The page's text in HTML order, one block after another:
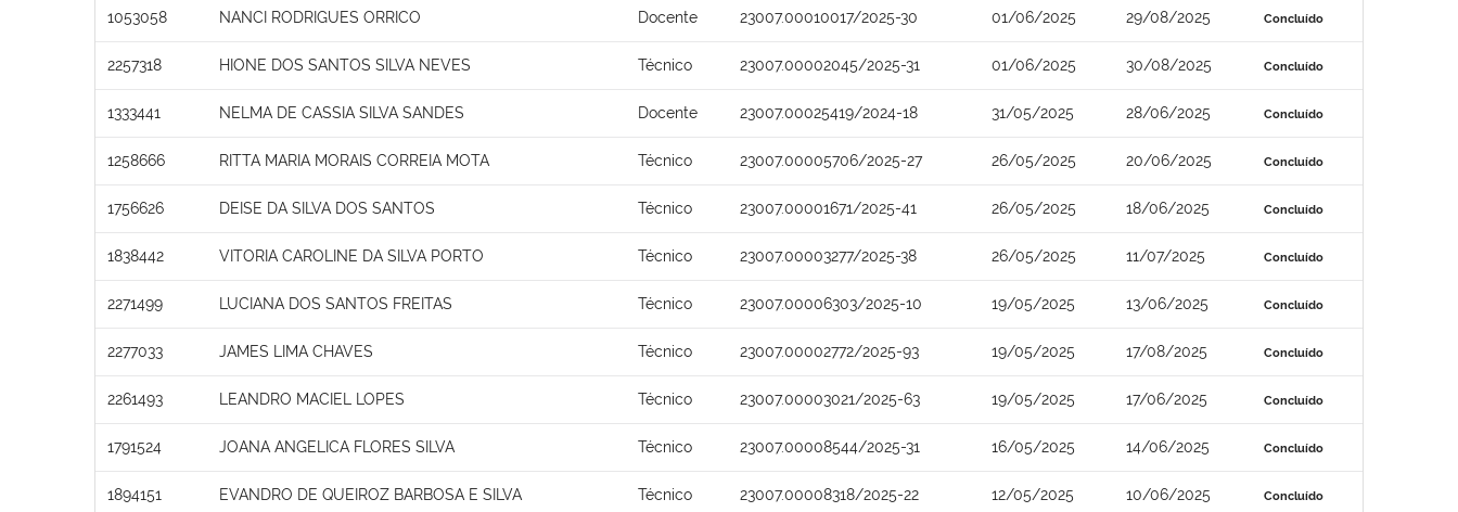
1053058 NANCI RODRIGUES ORRICO Docente 23007.00010017/2025-30 01/06/2025 29/08/2025 Concluído
2257318 HIONE DOS SANTOS SILVA NEVES Técnico 23007.00002045/2025-31 01/06/2025 30/08/2025 Concluído
1333441 NELMA DE CASSIA SILVA SANDES Docente 23007.00025419/2024-18 31/05/2025 28/06/2025 Concluído
1258666 RITTA MARIA MORAIS CORREIA MOTA Técnico 23007.00005706/2025-27 26/05/2025 20/06/2025 Concluído
1756626 DEISE DA SILVA DOS SANTOS Técnico 23007.00001671/2025-41 26/05/2025 18/06/2025 Concluído
1838442 VITORIA CAROLINE DA SILVA PORTO Técnico 23007.00003277/2025-38 26/05/2025 11/07/2025 Concluído
2271499 LUCIANA DOS SANTOS FREITAS Técnico 23007.00006303/2025-10 19/05/2025 13/06/2025 Concluído
2277033 JAMES LIMA CHAVES Técnico 23007.00002772/2025-93 19/05/2025 17/08/2025 Concluído
2261493 LEANDRO MACIEL LOPES Técnico 23007.00003021/2025-63 19/05/2025 17/06/2025 Concluído
1791524 JOANA ANGELICA FLORES SILVA Técnico 23007.00008544/2025-31 16/05/2025 14/06/2025 Concluído
1894151 EVANDRO DE QUEIROZ BARBOSA E SILVA Técnico 23007.00008318/2025-22 12/05/2025 10/06/2025 Concluído